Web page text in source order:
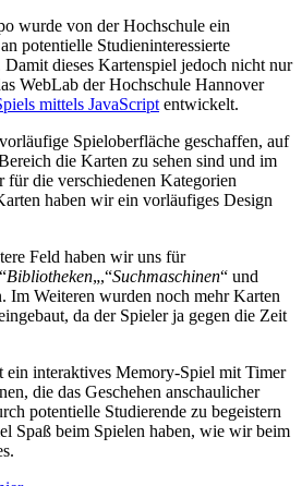
wurde von der Hochschule ein
potentielle Studieninteressierte
dieses Kartenspiel jedoch nicht nur
WebLab der Hochschule Hannover
mittels JavaScript entwickelt.
Spieloberfläche geschaffen, auf
die Karten zu sehen sind und im
für die verschiedenen Kategorien
haben wir ein vorläufiges Design
Feld haben wir uns für
Bibliotheken„,“Suchmaschinen“ und
Im Weiteren wurden noch mehr Karten
da der Spieler ja gegen die Zeit
ein interaktives Memory-Spiel mit Timer
die das Geschehen anschaulicher
potentielle Studierende zu begeistern
Spaß beim Spielen haben, wie wir beim